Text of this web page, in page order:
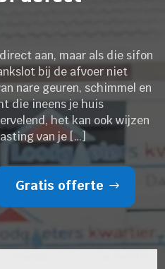
aan, maar als die sifon
bij de afvoer niet
nare geuren, schimmel en
die ineens je huis
het kan ook wijzen
van je […]
Gratis offerte